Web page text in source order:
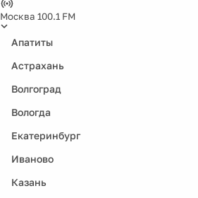
Москва 100.1 FM
Апатиты
Астрахань
Волгоград
Вологда
Екатеринбург
Иваново
Казань